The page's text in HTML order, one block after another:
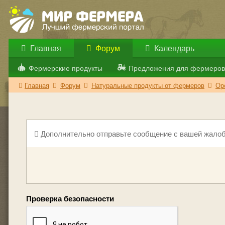
Главная Форум
Фермерские продукты Предложения для фермеров
Календарь
Главная Форум Натуральные продукты от фермеров
Дополнительно отправьте сообщение с вашей
Проверка безопасности